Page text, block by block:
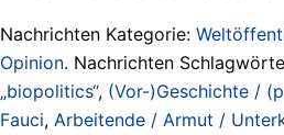
Nachrichten Kategorie:
Opinion. Nachrichten
„biopolitics“, (Vor-)Geschichte /
Fauci, Arbeitende / Armut /